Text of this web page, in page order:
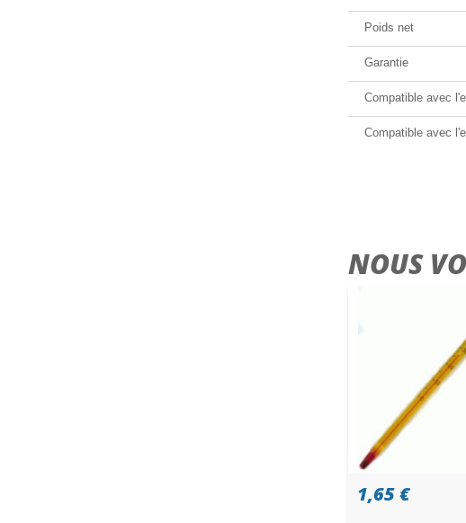
Poids net
Garantie
Compatible avec
Compatible avec
NOUS
1,65 €